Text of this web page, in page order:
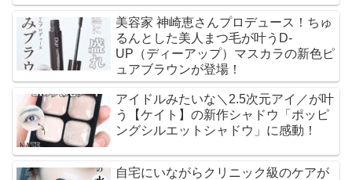
美容家 神崎恵さんプロデュース！ちゅ
るんとした美人まつ毛が叶うD-
UP（ディーアップ）マスカラの新色ピ
ュアブラウンが登場！
アイドルみたいな＼2.5次元アイ／が叶
う【ケイト】の新作シャドウ「ポッピ
ングシルエットシャドウ」に感動！
自宅にいながらクリニック級のケアが